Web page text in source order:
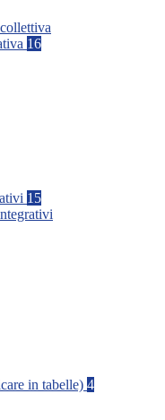
16
15
in tabelle) 4